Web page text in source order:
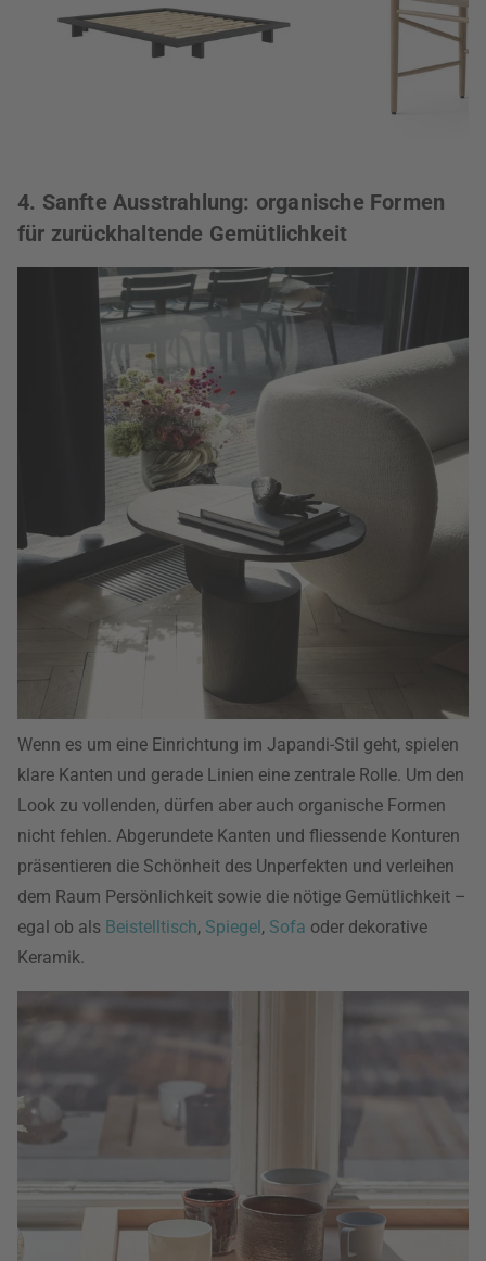
4. Sanfte Ausstrahlung: organische Formen
für zurückhaltende Gemütlichkeit
Wenn es um eine Einrichtung im Japandi-Stil geht, spielen
klare Kanten und gerade Linien eine zentrale Rolle. Um den
Look zu vollenden, dürfen aber auch organische Formen
nicht fehlen. Abgerundete Kanten und fliessende Konturen
präsentieren die Schönheit des Unperfekten und verleihen
dem Raum Persönlichkeit sowie die nötige Gemütlichkeit –
egal ob als Beistelltisch, Spiegel, Sofa oder dekorative
Keramik.